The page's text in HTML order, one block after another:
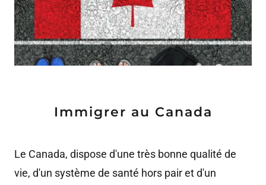
Immigrer au Canada
Le Canada, dispose d'une très bonne qualité de
vie, d'un système de santé hors pair et d'un